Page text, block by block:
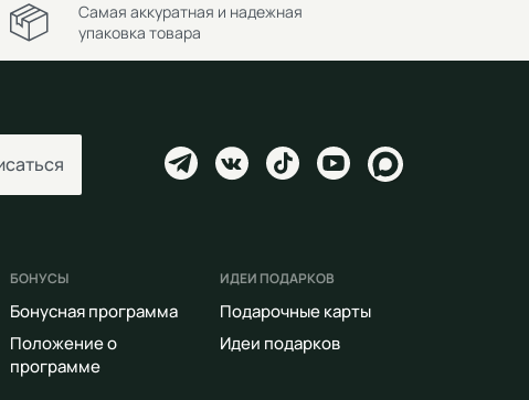
Самая аккуратная и надежная
упаковка товара
БОНУСЫ
Бонусная программа
Положение о
программе
ИДЕИ ПОДАРКОВ
Подарочные карты
Идеи подарков